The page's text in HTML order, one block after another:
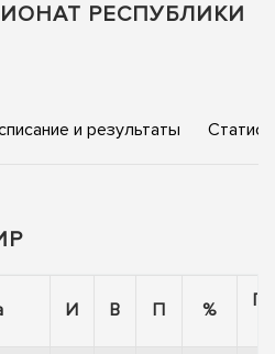
РЕСПУБЛИКИ
и результаты
И В П %